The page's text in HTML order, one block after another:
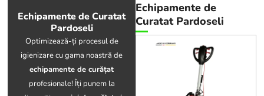
Echipamente de Curatat
Pardoseli
Optimizează-ți procesul de
igienizare cu gama noastră de
echipamente de curățat
profesionale! Îți punem la
Echipamente de
Curatat Pardoseli